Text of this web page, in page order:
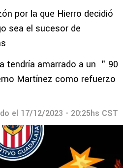
por la que Hierro decidió
sea el sucesor de
tendría amarrado a un ＂90
Martínez como refuerzo
el 17/12/2023 - 20:25hs CST